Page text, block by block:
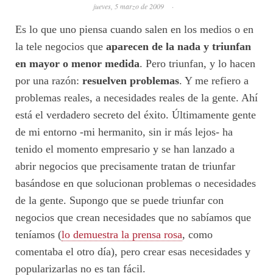
jueves, 5 marzo de 2009 ·
Es lo que uno piensa cuando salen en los medios o en
la tele negocios que aparecen de la nada y triunfan
en mayor o menor medida. Pero triunfan, y lo hacen
por una razón: resuelven problemas. Y me refiero a
problemas reales, a necesidades reales de la gente. Ahí
está el verdadero secreto del éxito. Últimamente gente
de mi entorno -mi hermanito, sin ir más lejos- ha
tenido el momento empresario y se han lanzado a
abrir negocios que precisamente tratan de triunfar
basándose en que solucionan problemas o necesidades
de la gente. Supongo que se puede triunfar con
negocios que crean necesidades que no sabíamos que
teníamos (lo demuestra la prensa rosa, como
comentaba el otro día), pero crear esas necesidades y
popularizarlas no es tan fácil.